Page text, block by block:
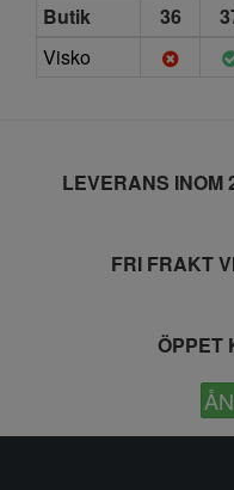
Butik
36
Visko
LEVERANS INOM
FRI FRAKT
ÖPPET